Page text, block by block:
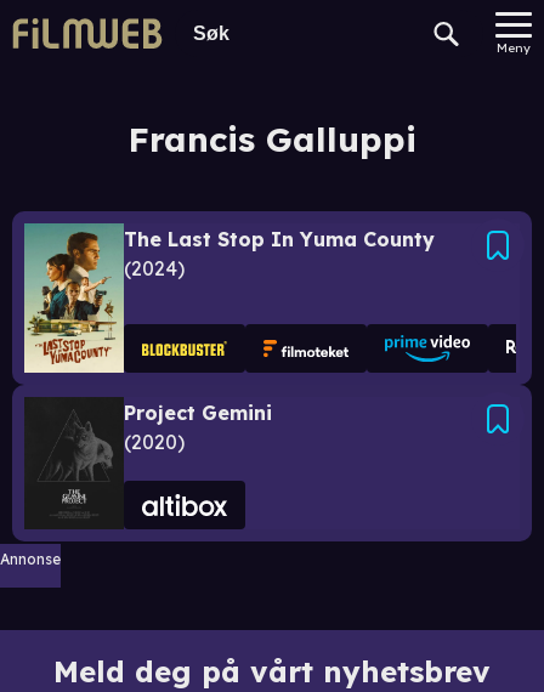
Meny
Francis Galluppi
The Last Stop In Yuma County
2024
Project Gemini
2020
Annonse
Meld deg på vårt nyhetsbrev